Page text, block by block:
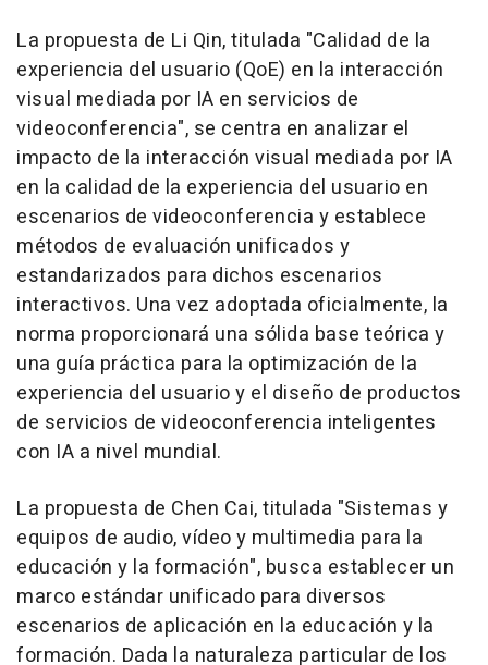
La propuesta de Li Qin, titulada "Calidad de la
experiencia del usuario (QoE) en la interacción
visual mediada por IA en servicios de
videoconferencia", se centra en analizar el
impacto de la interacción visual mediada por IA
en la calidad de la experiencia del usuario en
escenarios de videoconferencia y establece
métodos de evaluación unificados y
estandarizados para dichos escenarios
interactivos. Una vez adoptada oficialmente, la
norma proporcionará una sólida base teórica y
una guía práctica para la optimización de la
experiencia del usuario y el diseño de productos
de servicios de videoconferencia inteligentes
con IA a nivel mundial.
La propuesta de Chen Cai, titulada "Sistemas y
equipos de audio, vídeo y multimedia para la
educación y la formación", busca establecer un
marco estándar unificado para diversos
escenarios de aplicación en la educación y la
formación. Dada la naturaleza particular de los